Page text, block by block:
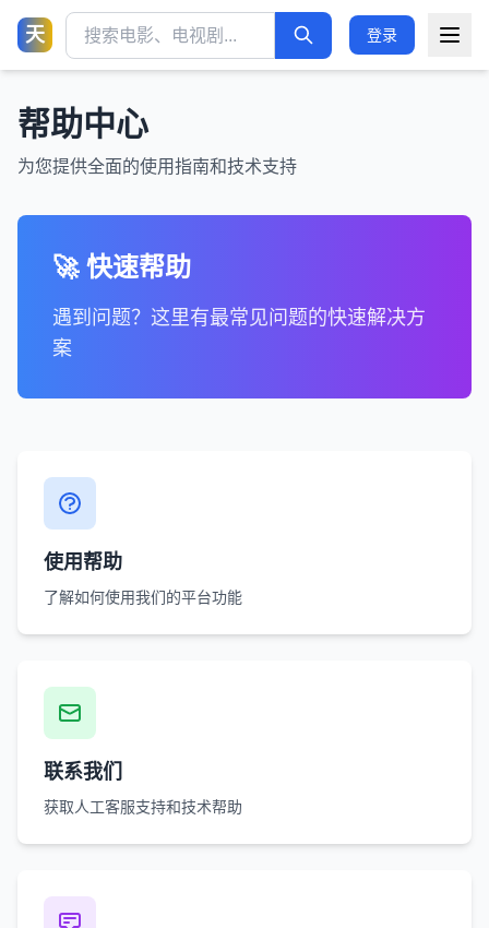
天 登录
帮助中心
为您提供全面的使用指南和技术支持
🚀 快速帮助
遇到问题？这里有最常见问题的快速解决方
案
使用帮助
了解如何使用我们的平台功能
联系我们
获取人工客服支持和技术帮助